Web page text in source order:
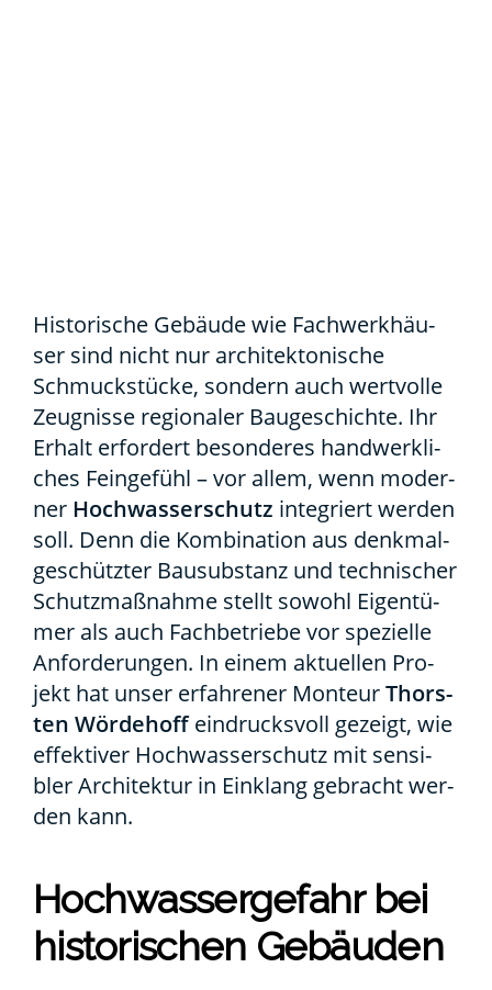
His­to­ri­sche Gebäu­de wie Fach­werk­häu­
ser sind nicht nur archi­tek­to­ni­sche
Schmuck­stü­cke, son­dern auch wert­vol­le
Zeug­nis­se regio­na­ler Bau­ge­schich­te. Ihr
Erhalt erfor­dert beson­de­res hand­werk­li­
ches Fein­ge­fühl – vor allem, wenn moder­
ner Hoch­was­ser­schutz inte­griert wer­den
soll. Denn die Kom­bi­na­ti­on aus denk­mal­
ge­schütz­ter Bau­sub­stanz und tech­ni­scher
Schutz­maß­nah­me stellt sowohl Eigen­tü­
mer als auch Fach­be­trie­be vor spe­zi­el­le
Anfor­de­run­gen. In einem aktu­el­len Pro­
jekt hat unser erfah­re­ner Mon­teurThors­
ten Wör­de­hoffein­drucks­voll gezeigt, wie
effek­ti­ver Hoch­was­ser­schutz mit sen­si­
bler Archi­tek­tur in Ein­klang gebracht wer­
den kann.
Hoch­was­ser­ge­fahr bei
his­to­ri­schen Gebäu­den